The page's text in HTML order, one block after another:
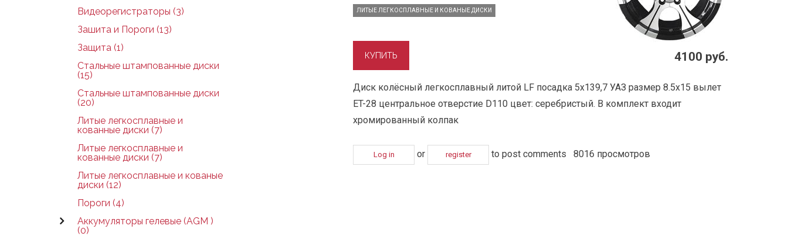
Видеорегистраторы (3)
Зашита и Пороги (13)
Защита (1)
Стальные штампованные диски
(15)
Стальные штампованные диски
(20)
Литые легкосплавные и
кованные диски (7)
Литые легкосплавные и
кованные диски (7)
Литые легкосплавные и кованые
диски (12)
Пороги (4)
Аккумуляторы гелевые (AGM )
(0)
4100 руб.
ЛИТЫЕ ЛЕГКОСПЛАВНЫЕ И КОВАНЫЕ ДИСКИ
Диск колёсный легкосплавный литой LF посадка 5x139,7 УАЗ размер 8.5х15 вылет
ET-28 центральное отверстие D110 цвет: серебристый. В комплект входит
хромированный колпак
Log in or register to post comments 8016 просмотров